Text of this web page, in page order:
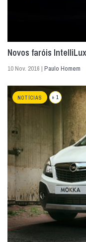
Novos faróis
10 Nov. 2016 | Paulo Homem
NOTÍCIAS + 1